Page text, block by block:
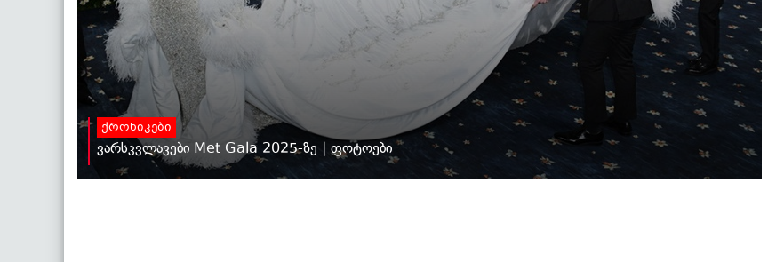
ქრონიკები
ვარსკვლავები Met Gala 2025-ზე | ფოტოები